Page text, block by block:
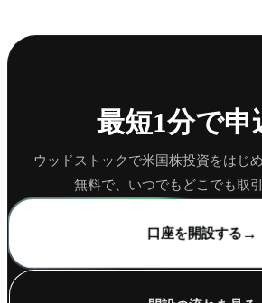
最短1分で申
ウッドストックで米国株投資をはじ
無料で、いつでもどこでも取引
口座を開設する→